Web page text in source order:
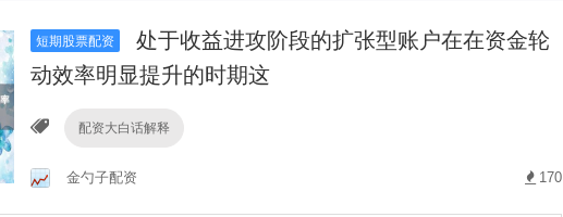
短期股票配资
处于收益进攻阶段的扩张型账户在在资金轮
动效率明显提升的时期这
配资大白话解释
金勺子配资 170